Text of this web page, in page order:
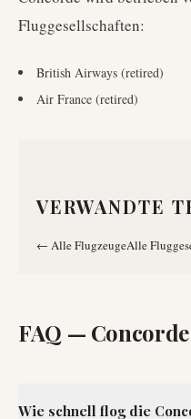
Fluggesellschaften:
British Airways (retired)
Air France (retired)
VERWANDTE
← Alle FlugzeugeAlle
FAQ — Concorde
Wie schnell flog die